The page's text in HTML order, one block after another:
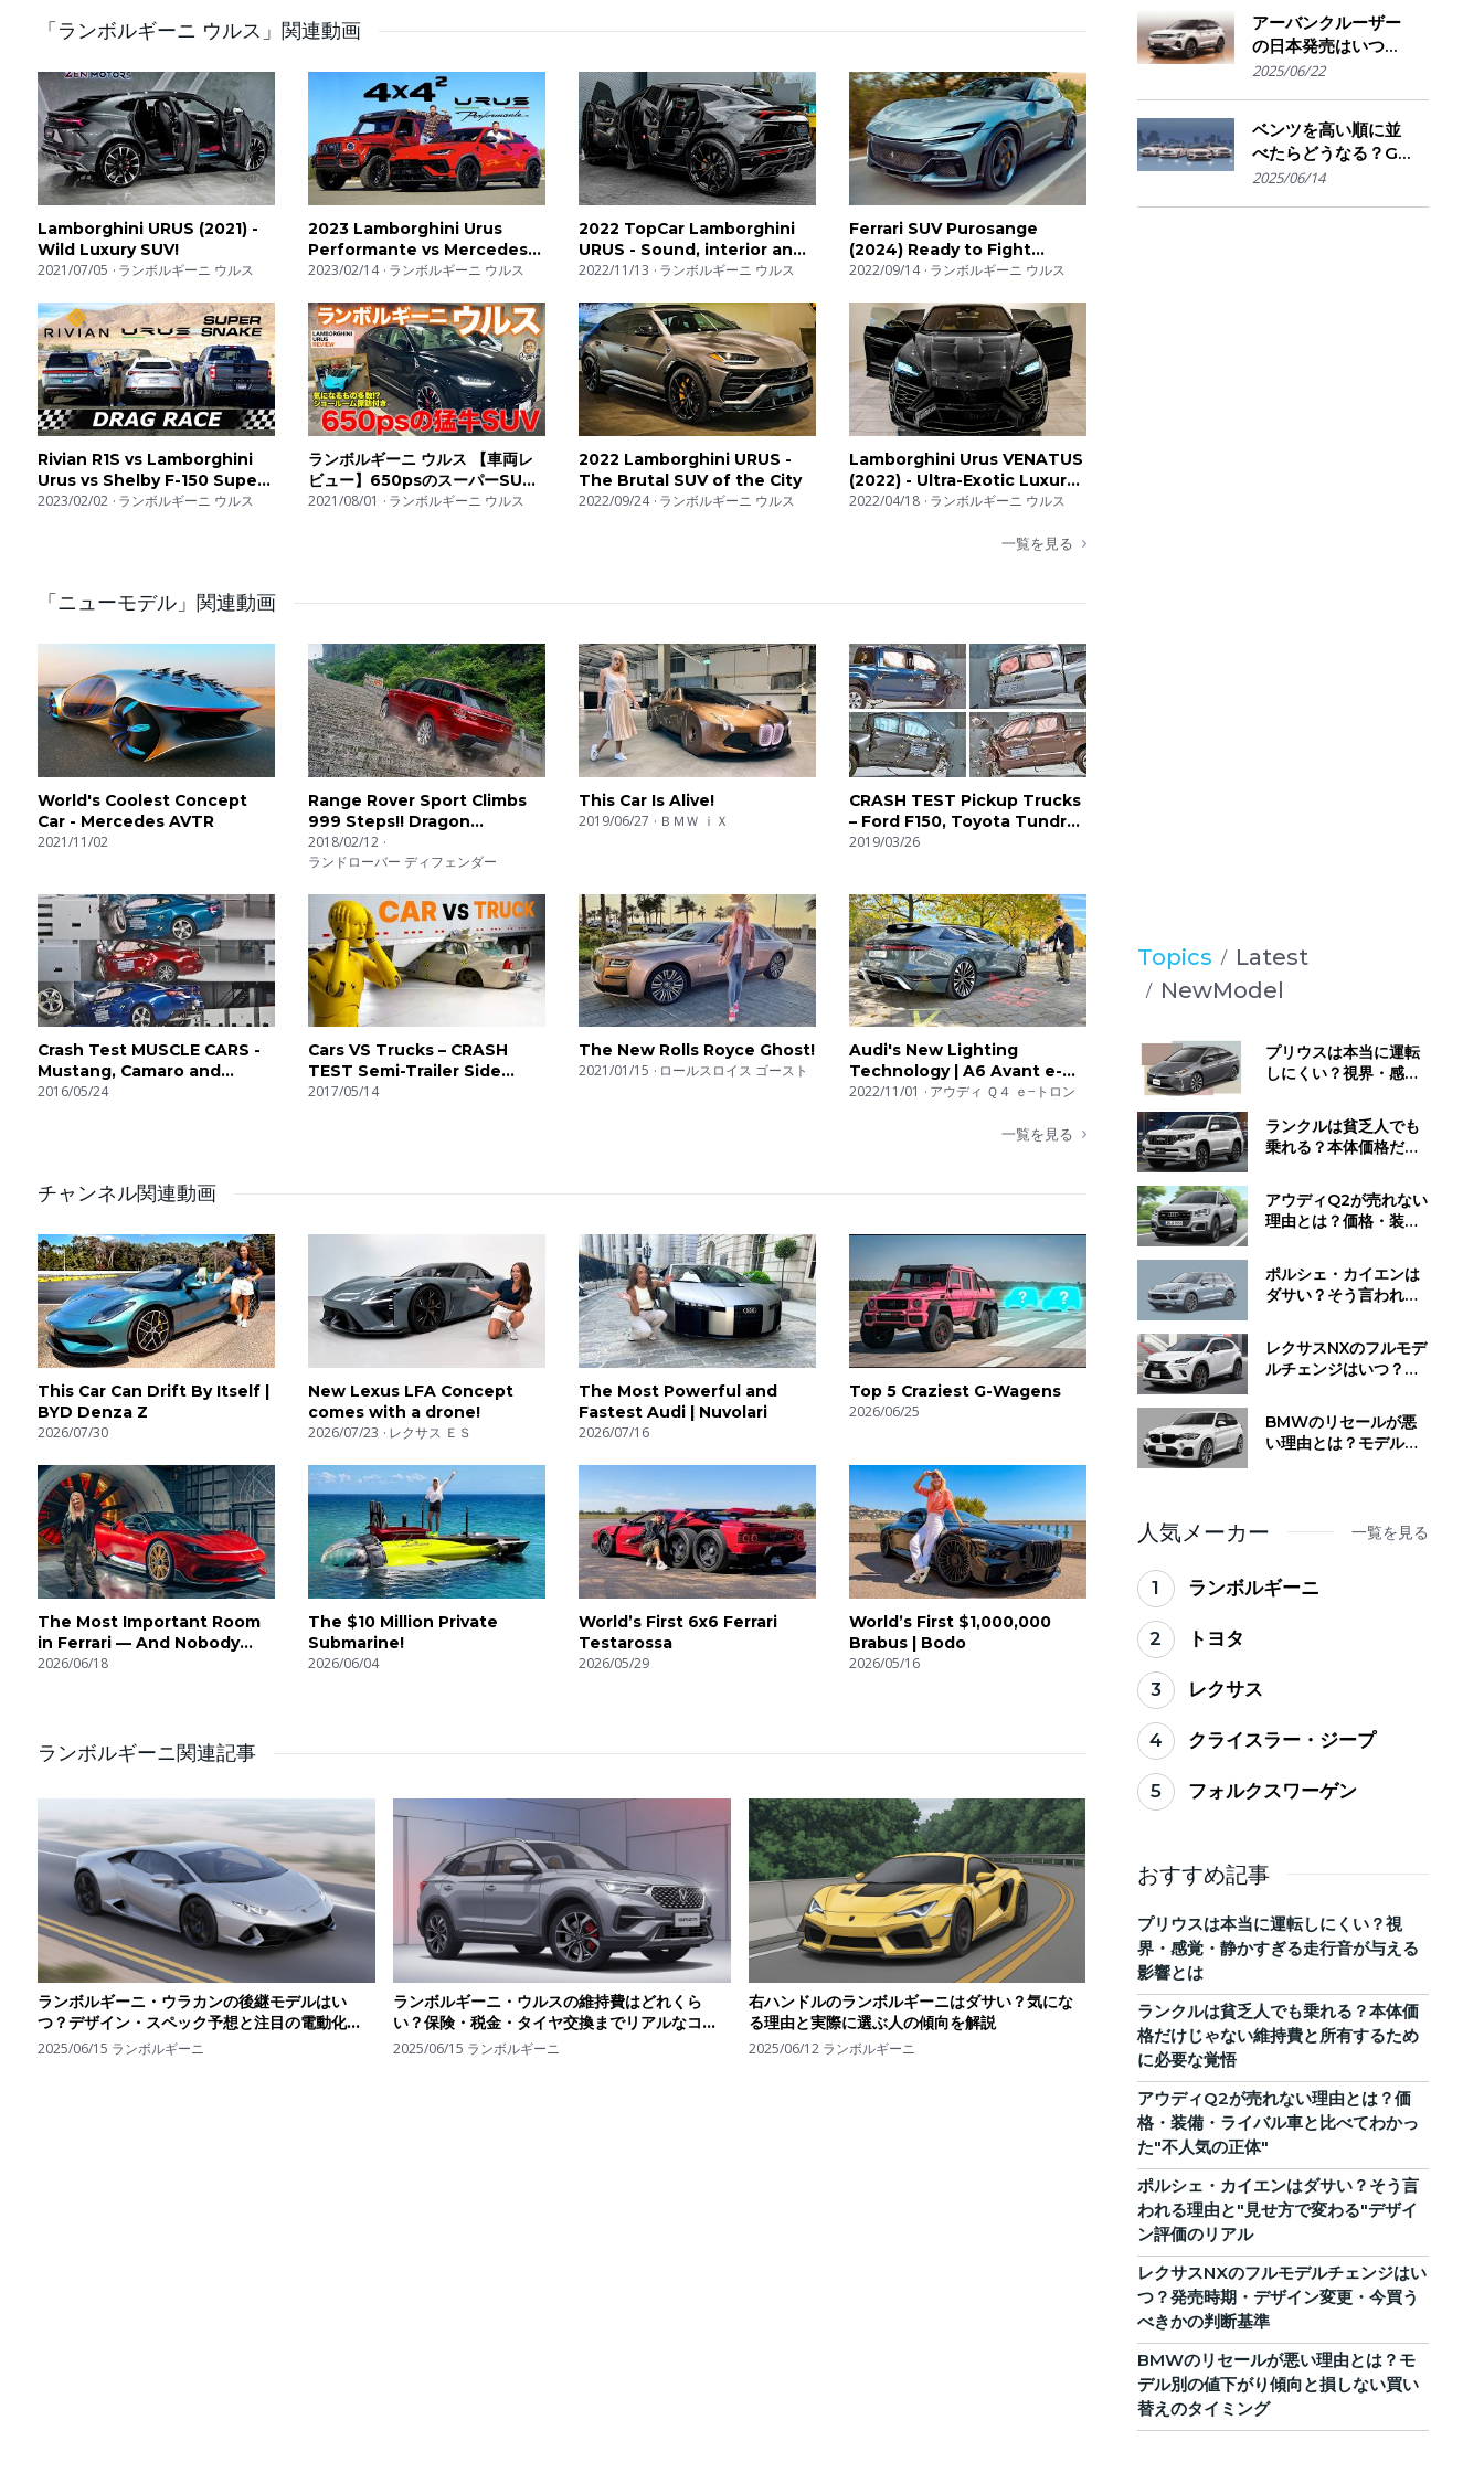
Huge thank you to Lamborghini for hosting us and giving us a first look at this incredible vehicle!
You can follow us on:
https://www.instagram.com/supercarblondie
https://www.facebook.com/supercarblondie
https://www.twitter.com/supercarblondie
https://www.tiktok.com/@supercarblondie
https://www.supercarblondie.com
「ランボルギーニ ウルス」関連動画
Lamborghini URUS (2021) -
Wild Luxury SUV!
2021/07/05 ランボルギーニ ウルス
2023 Lamborghini Urus
Performante vs Mercedes-
AMG G63 4x4 Squared //
2023/02/14 ランボルギーニ ウルス
2022 TopCar Lamborghini
URUS - Sound, interior and
Exterior Details (Wild SUV)
2022/11/13 ランボルギーニ ウルス
Ferrari SUV Purosange
(2024) Ready to Fight
Lamborghini Urus
2022/09/14 ランボルギーニ ウルス
Rivian R1S vs Lamborghini
Urus vs Shelby F-150 Super
Snake // DRAG & ROLL RACE
2023/02/02 ランボルギーニ ウルス
ランボルギーニ ウルス 【車両レ
ビュー】650psのスーパーSUV!!
SUVになってもランボルギーニら
2021/08/01 ランボルギーニ ウルス
2022 Lamborghini URUS -
The Brutal SUV of the City
2022/09/24 ランボルギーニ ウルス
Lamborghini Urus VENATUS
(2022) - Ultra-Exotic Luxury
SUV from MANSORY!
2022/04/18 ランボルギーニ ウルス
一覧を見る
「ニューモデル」関連動画
World's Coolest Concept
Car - Mercedes AVTR
2021/11/02
Range Rover Sport Climbs
999 Steps!! Dragon
Challenge
2018/02/12
ランドローバー ディフェンダー
This Car Is Alive!
2019/06/27 ＢＭＷ ｉＸ
CRASH TEST Pickup Trucks
– Ford F150, Toyota Tundra,
RAM 1500, Nissan Titan
2019/03/26
Crash Test MUSCLE CARS -
Mustang, Camaro and
Challenger
2016/05/24
Cars VS Trucks – CRASH
TEST Semi-Trailer Side
Underride
2017/05/14
The New Rolls Royce Ghost!
2021/01/15 ロールスロイス ゴースト
Audi's New Lighting
Technology | A6 Avant e-
Tron
2022/11/01 アウディ Ｑ４ ｅ−トロン
一覧を見る
チャンネル関連動画
This Car Can Drift By Itself |
BYD Denza Z
2026/07/30
New Lexus LFA Concept
comes with a drone!
2026/07/23 レクサス ＥＳ
The Most Powerful and
Fastest Audi | Nuvolari
2026/07/16
Top 5 Craziest G-Wagens
2026/06/25
The Most Important Room
in Ferrari — And Nobody
Knows It Exists
2026/06/18
The $10 Million Private
Submarine!
2026/06/04
World’s First 6x6 Ferrari
Testarossa
2026/05/29
World’s First $1,000,000
Brabus | Bodo
2026/05/16
ランボルギーニ関連記事
ランボルギーニ・ウラカンの後継モデルはい
つ？デザイン・スペック予想と注目の電動化動
向を解説
2025/06/15 ランボルギーニ
ランボルギーニ・ウルスの維持費はどれくら
い？保険・税金・タイヤ交換までリアルなコス
トを公開
2025/06/15 ランボルギーニ
右ハンドルのランボルギーニはダサい？気にな
る理由と実際に選ぶ人の傾向を解説
2025/06/12 ランボルギーニ
アーバンクルーザー
の日本発売はいつ？
国内導入の可能性と
2025/06/22
ベンツを高い順に並
べたらどうなる？G
クラスからSマイバ
2025/06/14
Topics
Latest
NewModel
プリウスは本当に運転
しにくい？視界・感
が与える影響とは
ランクルは貧乏人でも
乗れる？本体価格だけ
するために必要な覚悟
アウディQ2が売れない
理由とは？価格・装
てわかった"不人気の正
体"
ポルシェ・カイエンは
ダサい？そう言われる
る"デザイン評価のリア
ル
レクサスNXのフルモデ
ルチェンジはいつ？発
更・今買うべきかの判
断基準
BMWのリセールが悪
い理由とは？モデル別
人気メーカー 一覧を見る
1 ランボルギーニ
2 トヨタ
3 レクサス
4 クライスラー・ジープ
5 フォルクスワーゲン
おすすめ記事
プリウスは本当に運転しにくい？視
界・感覚・静かすぎる走行音が与える
影響とは
ランクルは貧乏人でも乗れる？本体価
格だけじゃない維持費と所有するため
に必要な覚悟
アウディQ2が売れない理由とは？価
格・装備・ライバル車と比べてわかっ
た"不人気の正体"
ポルシェ・カイエンはダサい？そう言
われる理由と"見せ方で変わる"デザイ
ン評価のリアル
レクサスNXのフルモデルチェンジはい
つ？発売時期・デザイン変更・今買う
べきかの判断基準
BMWのリセールが悪い理由とは？モ
デル別の値下がり傾向と損しない買い
替えのタイミング